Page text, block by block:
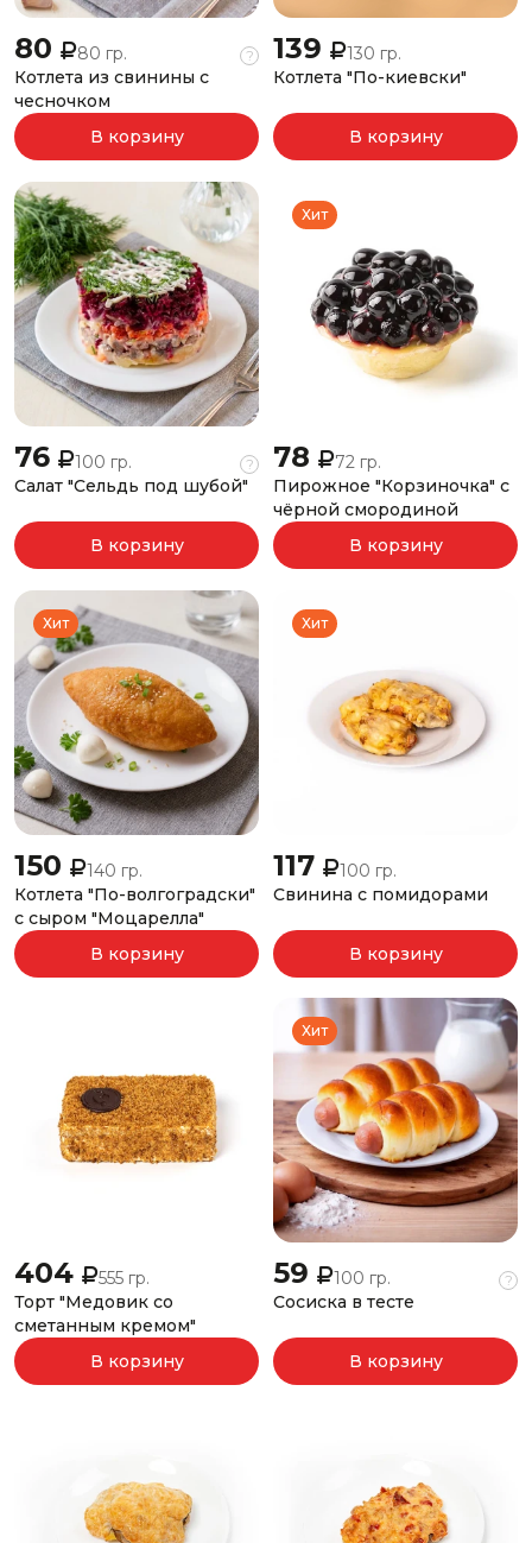
80 80 гр. ?
Котлета из свинины с
чесночком
В корзину
139
130 гр.
Котлета "По-киевски"
В корзину
76 100 гр. ?
Салат "Сельдь под шубой"
В корзину
Хит
78
72 гр.
Пирожное "Корзиночка" с
чёрной смородиной
В корзину
Хит
150
140 гр.
Котлета "По-волгоградски"
с сыром "Моцарелла"
В корзину
Хит
117
100 гр.
Свинина с помидорами
В корзину
404
555 гр.
Торт "Медовик со
сметанным кремом"
В корзину
Хит
59 100 гр. ?
Сосиска в тесте
В корзину